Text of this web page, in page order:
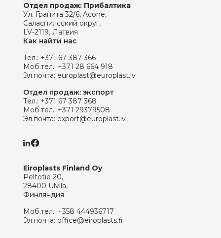
Отдел продаж: Прибалтика
Ул. Гранита 32/6, Acone,
Саласпилсский округ,
LV-2119, Латвия
Как найти нас
Тел.: +371 67 387 366
Моб.тел.: +371 28 664 918
Эл.почта: europlast@europlast.lv
Отдел продаж: экспорт
Тел.: +371 67 387 368
Моб.тел.: +371 29379508
Эл.почта: export@europlast.lv
Eiroplasts Finland Oy
Peltotie 20,
28400 Ulvila,
Финляндия
Моб.тел.: +358 444936717
Эл.почта: office@eiroplasts.fi